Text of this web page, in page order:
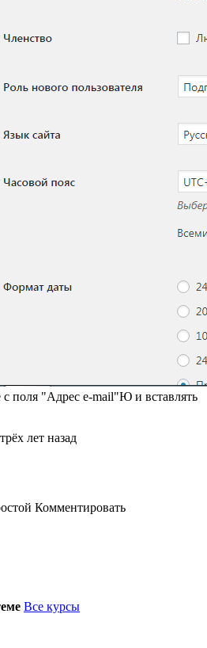
поля "Адрес e-mail"Ю и вставлять
лет назад
Комментировать
Все курсы